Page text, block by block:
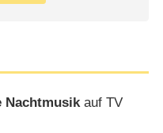
Nachtmusikauf TV